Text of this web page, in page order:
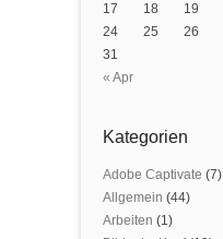
« Apr
17
18 19
24
25 26
31
Kategorien
Adobe Captivate (7)
Allgemein (44)
Arbeiten (1)